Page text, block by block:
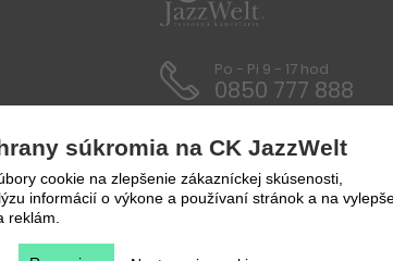
podmienky
Po - Pi 9 - 17 hod
0850 777 888
súkromia na CK JazzWelt
cookie na zlepšenie zákazníckej skúsenosti,
informácií o výkone a používaní stránok a na
reklám.